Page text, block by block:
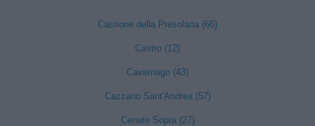
Castione della Presolana (66)
Castro (12)
Cavernago (43)
Cazzano Sant'Andrea (57)
Cenate Sopra (27)